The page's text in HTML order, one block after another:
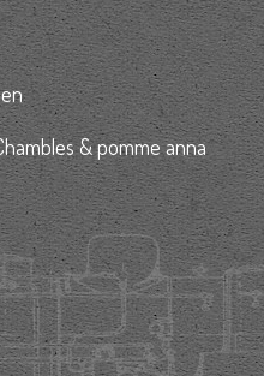
& pomme anna